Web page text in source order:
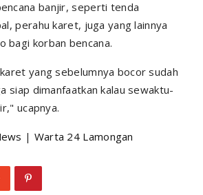
banjir, seperti tenda
perahu karet, juga yang lainnya
bagi korban bencana.
yang sebelumnya bocor sudah
siap dimanfaatkan kalau sewaktu-
ucapnya.
| Warta 24 Lamongan